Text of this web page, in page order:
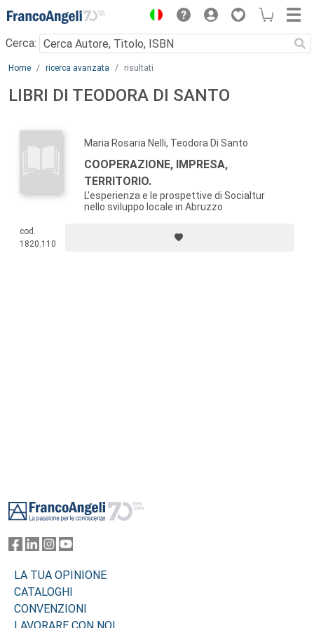
Menu
Cerca:
Main content
Home ricerca avanzata risultati
LIBRI DI TEODORA DI SANTO
Maria Rosaria Nelli, Teodora Di Santo
COOPERAZIONE, IMPRESA,
TERRITORIO.
L'esperienza e le prospettive di Socialtur
nello sviluppo locale in Abruzzo
cod.
1820.110
LA TUA OPINIONE
CATALOGHI
CONVENZIONI